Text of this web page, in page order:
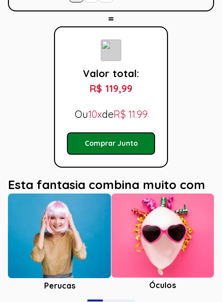
Valor total:
R$ 119,99
Ou10xdeR$ 11.99
Comprar Junto
Esta fantasia combina muito com
Perucas Óculos